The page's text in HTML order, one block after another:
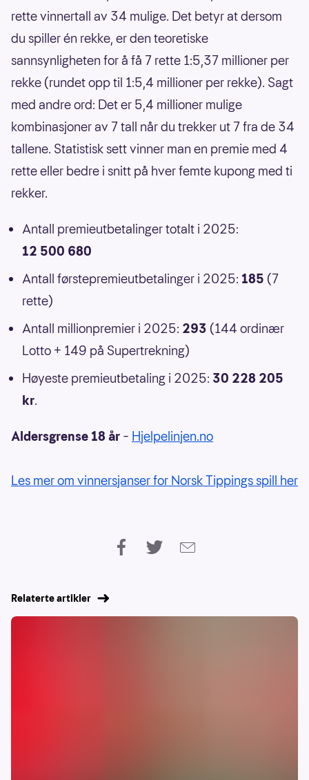
rette vinnertall av 34 mulige. Det betyr at dersom
du spiller én rekke, er den teoretiske
sannsynligheten for å få 7 rette 1:5,37 millioner per
rekke (rundet opp til 1:5,4 millioner per rekke). Sagt
med andre ord: Det er 5,4 millioner mulige
kombinasjoner av 7 tall når du trekker ut 7 fra de 34
tallene. Statistisk sett vinner man en premie med 4
rette eller bedre i snitt på hver femte kupong med ti
rekker.
Antall premieutbetalinger totalt i 2025:
12 500 680
Antall førstepremieutbetalinger i 2025: 185 (7
rette)
Antall millionpremier i 2025: 293 (144 ordinær
Lotto + 149 på Supertrekning)
Høyeste premieutbetaling i 2025: 30 228 205
kr.
Aldersgrense 18 år – Hjelpelinjen.no
Les mer om vinnersjanser for Norsk Tippings spill her
Relaterte artikler